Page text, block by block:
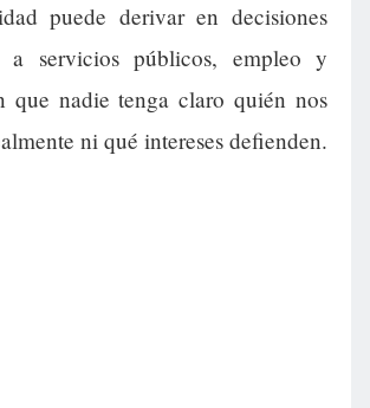
puede derivar en decisiones
a servicios públicos, empleo y
que nadie tenga claro quién nos
ni qué intereses defienden.